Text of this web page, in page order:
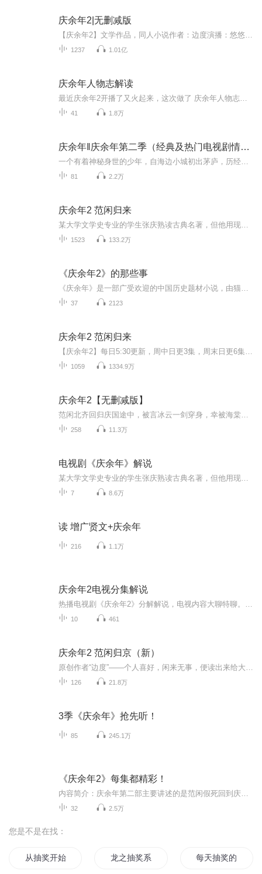
庆余年2|无删减版
1237 1.01亿
庆余年人物志解读
41 1.8万
庆余年‖庆余年第二季（经典及热门电视剧情解析）
81 2.2万
庆余年2 范闲归来
1523 133.2万
《庆余年2》的那些事
37 2123
庆余年2 范闲归来
1059 1334.9万
庆余年2【无删减版】
258 11.3万
电视剧《庆余年》解说
7 8.6万
读 增广贤文+庆余年
216 1.1万
庆余年2电视分集解说
10 461
庆余年2 范闲归京（新）
126 21.8万
3季《庆余年》抢先听！
85 245.1万
《庆余年2》每集都精彩！
32 2.5万
您是不是在找：
从抽奖开始 龙之抽奖系统 每天抽奖的修仙者